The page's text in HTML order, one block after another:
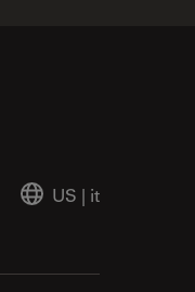
US | it